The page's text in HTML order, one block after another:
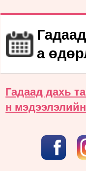
а
Гадаад дахь
н